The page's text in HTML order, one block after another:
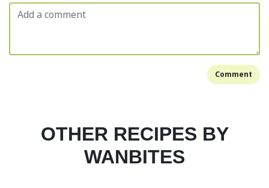
Comment
OTHER RECIPES BY
WANBITES